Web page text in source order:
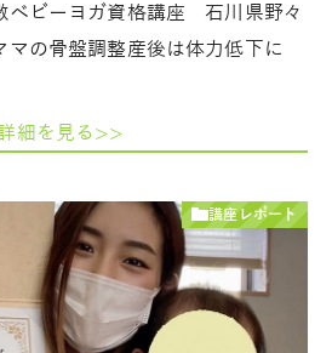
ベビーヨガ資格講座 石川県野々
マの骨盤調整産後は体力低下に
細を見る>>
講座レポート